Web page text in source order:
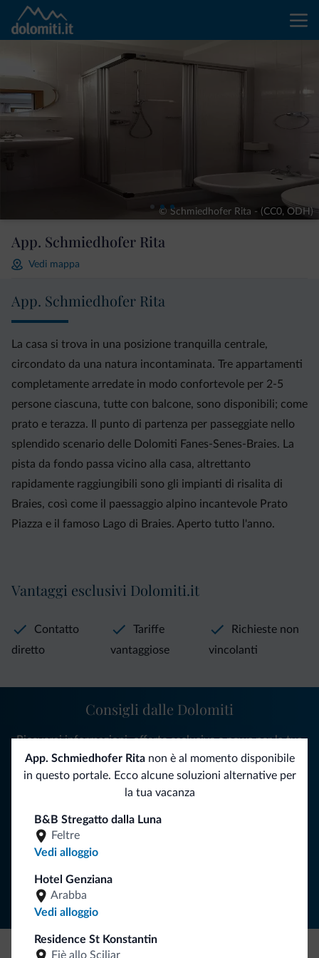
© Schmiedhofer Rita - (CC0, ODH)
App. Schmiedhofer Rita
Vedi mappa
App. Schmiedhofer Rita
La casa si trova in una posizione tranquilla centrale,
circondato da una natura incontaminata. Tre appartamenti
completamente arredate in modo confortevole per 2-5
persone ciascuna, tutte con balcone, sono disponibili; come
prato e terazza. Il punto di partenza per passeggiate nello
splendido scenario delle Dolomiti Fanes-Senes-Braies. La
pista da fondo passa vicino alla casa, altrettanto
rapidamente raggiungibili sono gli impianti di risalita di
Braies, così come il paessaggio alpino incantevole Prato
Piazza e il famoso Lago di Braies. Aperto tutto l'anno.
App. Schmiedhofer Ritanon è al momento disponibile
in questo portale. Ecco alcune soluzioni alternative per
la tua vacanza
B&B Stregatto dalla Luna
Feltre
Vedi alloggio
Hotel Genziana
Arabba
Vedi alloggio
Residence St Konstantin
Fiè allo Sciliar
Vantaggi esclusivi Dolomiti.it
Contatto
diretto
Tariffe
vantaggiose
Richieste non
vincolanti
Consigli dalle Dolomiti
Riceverai informazioni, offerte esclusive e news per la tua
vacanza nelle Dolomiti.
ISCRIVITI ALLA NEWSLETTER